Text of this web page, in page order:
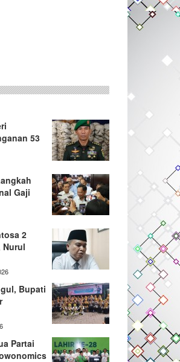
53
Gaji
2
Nurul
Bupati
Partai